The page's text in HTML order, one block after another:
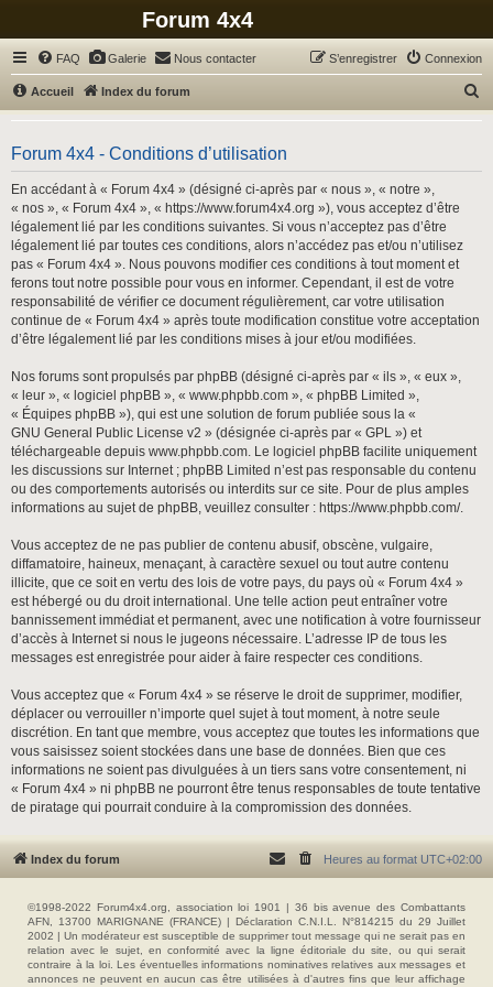
Forum 4x4
FAQ Galerie Nous contacter Connexion
S’enregistrer
Accueil Index du forum
h
Forum 4x4 - Conditions d’utilisation
En accédant à « Forum 4x4 » (désigné ci-après par « nous », « notre »,
« nos », « Forum 4x4 », « https://www.forum4x4.org »), vous acceptez d’être
légalement lié par les conditions suivantes. Si vous n’acceptez pas d’être
légalement lié par toutes ces conditions, alors n’accédez pas et/ou n’utilisez
pas « Forum 4x4 ». Nous pouvons modifier ces conditions à tout moment et
ferons tout notre possible pour vous en informer. Cependant, il est de votre
responsabilité de vérifier ce document régulièrement, car votre utilisation
continue de « Forum 4x4 » après toute modification constitue votre acceptation
d’être légalement lié par les conditions mises à jour et/ou modifiées.
Nos forums sont propulsés par phpBB (désigné ci-après par « ils », « eux »,
« leur », « logiciel phpBB », « www.phpbb.com », « phpBB Limited »,
« Équipes phpBB »), qui est une solution de forum publiée sous la «
GNU General Public License v2 » (désignée ci-après par « GPL ») et
téléchargeable depuis www.phpbb.com. Le logiciel phpBB facilite uniquement
les discussions sur Internet ; phpBB Limited n’est pas responsable du contenu
ou des comportements autorisés ou interdits sur ce site. Pour de plus amples
informations au sujet de phpBB, veuillez consulter : https://www.phpbb.com/.
Vous acceptez de ne pas publier de contenu abusif, obscène, vulgaire,
diffamatoire, haineux, menaçant, à caractère sexuel ou tout autre contenu
illicite, que ce soit en vertu des lois de votre pays, du pays où « Forum 4x4 »
est hébergé ou du droit international. Une telle action peut entraîner votre
bannissement immédiat et permanent, avec une notification à votre fournisseur
d’accès à Internet si nous le jugeons nécessaire. L’adresse IP de tous les
messages est enregistrée pour aider à faire respecter ces conditions.
Vous acceptez que « Forum 4x4 » se réserve le droit de supprimer, modifier,
déplacer ou verrouiller n’importe quel sujet à tout moment, à notre seule
discrétion. En tant que membre, vous acceptez que toutes les informations que
vous saisissez soient stockées dans une base de données. Bien que ces
informations ne soient pas divulguées à un tiers sans votre consentement, ni
« Forum 4x4 » ni phpBB ne pourront être tenus responsables de toute tentative
de piratage qui pourrait conduire à la compromission des données.
Index du forum Heures au format UTC+02:00
©1998-2022 Forum4x4.org, association loi 1901 | 36 bis avenue des Combattants
AFN, 13700 MARIGNANE (FRANCE) | Déclaration C.N.I.L. N°814215 du 29 Juillet
2002 | Un modérateur est susceptible de supprimer tout message qui ne serait pas en
relation avec le sujet, en conformité avec la ligne éditoriale du site, ou qui serait
contraire à la loi. Les éventuelles informations nominatives relatives aux messages et
annonces ne peuvent en aucun cas être utilisées à d'autres fins que leur affichage